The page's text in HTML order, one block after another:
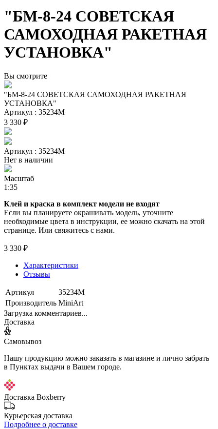
"БМ-8-24 СОВЕТСКАЯ
САМОХОДНАЯ РАКЕТНАЯ
УСТАНОВКА"
Вы смотрите
"БМ-8-24 СОВЕТСКАЯ САМОХОДНАЯ РАКЕТНАЯ
УСТАНОВКА"
Артикул : 35234М
3 330 ₽
Артикул : 35234М
Нет в наличии
Масштаб
1:35
Клей и краска в комплект модели не входят
Если вы планируете окрашивать модель, уточните
необходимые цвета в инструкции, ее можно скачать на этой
странице. Или свяжитесь с нами.
3 330 ₽
Характеристики
Отзывы
Артикул
35234М
Производитель MiniArt
Загрузка комментариев...
Доставка
Самовывоз
Нашу продукцию можно заказать в магазине и лично забрать
в Пунктах выдачи в Вашем городе.
Доставка Boxberry
Курьерская доставка
Подробнее о доставке